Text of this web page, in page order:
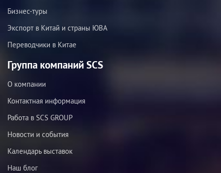
Бизнес-туры
Экспорт в Китай и страны ЮВА
Переводчики в Китае
Группа компаний SCS
О компании
Контактная информация
Работа в SCS GROUP
Новости и события
Календарь выставок
Наш блог